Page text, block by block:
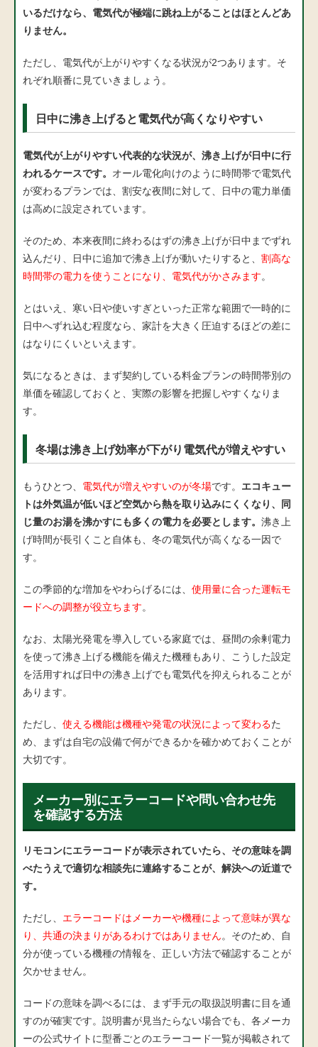
いるだけなら、電気代が極端に跳ね上がることはほとんどあ
りません。
ただし、電気代が上がりやすくなる状況が2つあります。そ
れぞれ順番に見ていきましょう。
日中に沸き上げると電気代が高くなりやすい
電気代が上がりやすい代表的な状況が、沸き上げが日中に行
われるケースです。 オール電化向けのように時間帯で電気代
が変わるプランでは、割安な夜間に対して、日中の電力単価
は高めに設定されています。
そのため、本来夜間に終わるはずの沸き上げが日中までずれ
込んだり、日中に追加で沸き上げが動いたりすると、 割高な
時間帯の電力を使うことになり、電気代がかさみます。
とはいえ、寒い日や使いすぎといった正常な範囲で一時的に
日中へずれ込む程度なら、家計を大きく圧迫するほどの差に
はなりにくいといえます。
気になるときは、まず契約している料金プランの時間帯別の
単価を確認しておくと、実際の影響を把握しやすくなりま
す。
冬場は沸き上げ効率が下がり電気代が増えやすい
もうひとつ、 電気代が増えやすいのが冬場です。 エコキュー
トは外気温が低いほど空気から熱を取り込みにくくなり、同
じ量のお湯を沸かすにも多くの電力を必要とします。 沸き上
げ時間が長引くこと自体も、冬の電気代が高くなる一因で
す。
この季節的な増加をやわらげるには、 使用量に合った運転モ
ードへの調整が役立ちます。
なお、太陽光発電を導入している家庭では、昼間の余剰電力
を使って沸き上げる機能を備えた機種もあり、こうした設定
を活用すれば日中の沸き上げでも電気代を抑えられることが
あります。
ただし、 使える機能は機種や発電の状況によって変わるた
め、まずは自宅の設備で何ができるかを確かめておくことが
大切です。
メーカー別にエラーコードや問い合わせ先
を確認する方法
リモコンにエラーコードが表示されていたら、その意味を調
べたうえで適切な相談先に連絡することが、解決への近道で
す。
ただし、 エラーコードはメーカーや機種によって意味が異な
り、共通の決まりがあるわけではありません。そのため、自
分が使っている機種の情報を、正しい方法で確認することが
欠かせません。
コードの意味を調べるには、まず手元の取扱説明書に目を通
すのが確実です。説明書が見当たらない場合でも、各メーカ
ーの公式サイトに型番ごとのエラーコード一覧が掲載されて